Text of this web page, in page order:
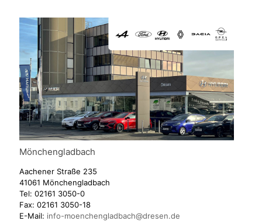
Mönchengladbach
Aachener Straße 235
41061 Mönchengladbach
Tel: 02161 3050-0
Fax: 02161 3050-18
E-Mail: info-moenchengladbach@dresen.de